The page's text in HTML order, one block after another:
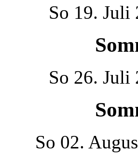
So 19. Juli
So 26. Juli
So 02.